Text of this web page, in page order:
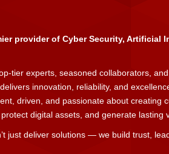
provider of Cyber Security, Artificial
tier experts, seasoned collaborators,
innovation, reliability, and
driven, and passionate about creating
digital assets, and generate lasting
just deliver solutions — we build trust,